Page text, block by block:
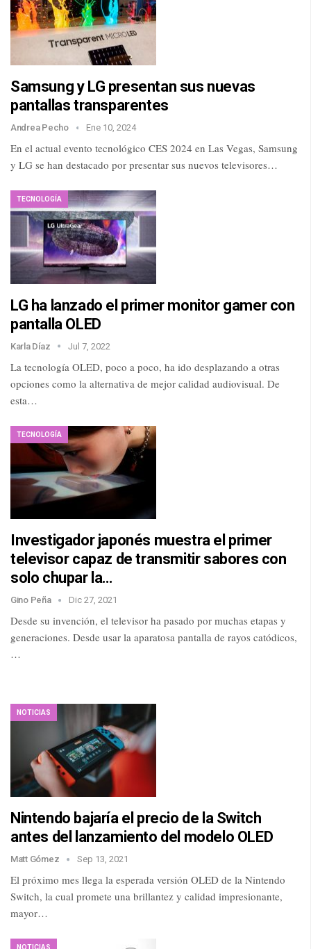
Samsung y LG presentan sus nuevas
pantallas transparentes
Andrea Pecho Ene 10, 2024
En el actual evento tecnológico CES 2024 en Las Vegas, Samsung
y LG se han destacado por presentar sus nuevos televisores…
TECNOLOGÍA
LG ha lanzado el primer monitor gamer con
pantalla OLED
Karla Díaz Jul 7, 2022
La tecnología OLED, poco a poco, ha ido desplazando a otras
opciones como la alternativa de mejor calidad audiovisual. De
esta…
TECNOLOGÍA
Investigador japonés muestra el primer
televisor capaz de transmitir sabores con
solo chupar la…
Gino Peña Dic 27, 2021
Desde su invención, el televisor ha pasado por muchas etapas y
generaciones. Desde usar la aparatosa pantalla de rayos catódicos,
…
NOTICIAS
Nintendo bajaría el precio de la Switch
antes del lanzamiento del modelo OLED
Matt Gómez Sep 13, 2021
El próximo mes llega la esperada versión OLED de la Nintendo
Switch, la cual promete una brillantez y calidad impresionante,
mayor…